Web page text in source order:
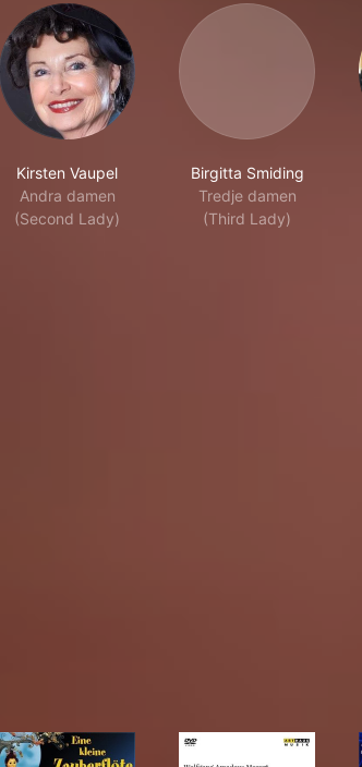
Kirsten Vaupel
Andra damen
(Second Lady)
Birgitta Smiding
Tredje damen
(Third Lady)